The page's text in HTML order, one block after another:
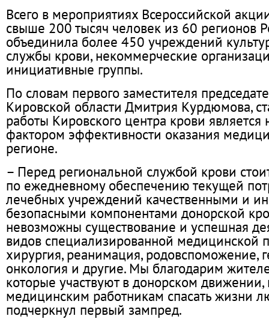
Всего в мероприятиях Всероссийской
свыше 200 тысяч человек из 60 регионов
объединила более 450 учреждений
службы крови, некоммерческие
инициативные группы.
По словам первого заместителя
Кировской области Дмитрия Курдюмова,
работы Кировского центра крови
фактором эффективности оказания
регионе.
– Перед региональной службой крови
по ежедневному обеспечению текущей
лечебных учреждений качественными и
безопасными компонентами донорской
невозможны существование и успешная
видов специализированной медицинской
хирургия, реанимация, родовспоможение,
онкология и другие. Мы благодарим
которые участвуют в донорском движении,
медицинским работникам спасать жизни
подчеркнул первый зампред.